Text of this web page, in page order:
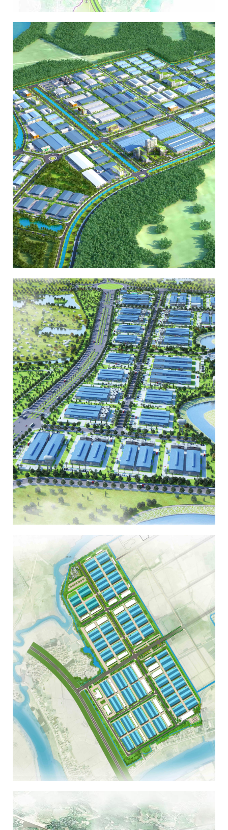
KHU CÔNG NGHIỆP NHUẬN TRẠCH
KHU CÔNG NGHIỆP HÒA PHÚ - BẮC GIANG
KHU CÔNG NGHIỆP BÌNH XUYÊN – VĨNH
PHÚC
KHU CÔNG NGHIỆP YÊN SƠN - BẮC LŨNG
MỞ RỘNG